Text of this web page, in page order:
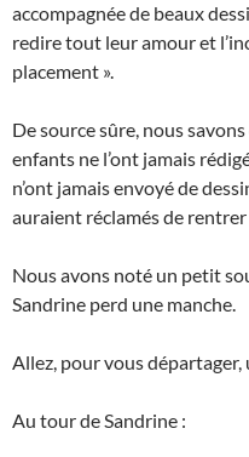
accompagnée de beaux
redire tout leur amour et
placement ».
De source sûre, nous
enfants ne l’ont jamais
n’ont jamais envoyé de
auraient réclamés de rentrer
Nous avons noté un petit
Sandrine perd une manche.
Allez, pour vous départager,
Au tour de Sandrine :